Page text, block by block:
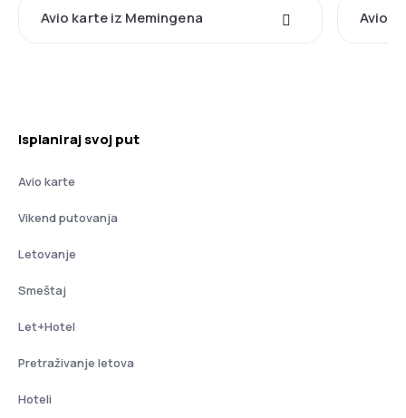
Avio karte iz Memingena Avio
Isplaniraj svoj put
Avio karte
Vikend putovanja
Letovanje
Smeštaj
Let+Hotel
Pretraživanje letova
Hoteli